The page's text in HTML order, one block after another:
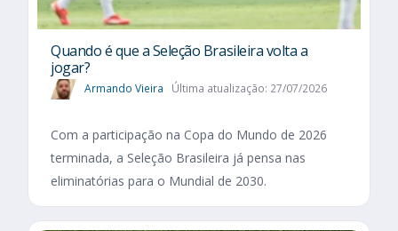
Quando é que a Seleção Brasileira volta a
jogar?
Armando Vieira Última atualização: 27/07/2026
Com a participação na Copa do Mundo de 2026
terminada, a Seleção Brasileira já pensa nas
eliminatórias para o Mundial de 2030.